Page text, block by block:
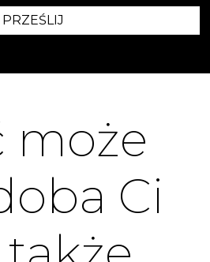
PRZEŚLIJ
może
Ci